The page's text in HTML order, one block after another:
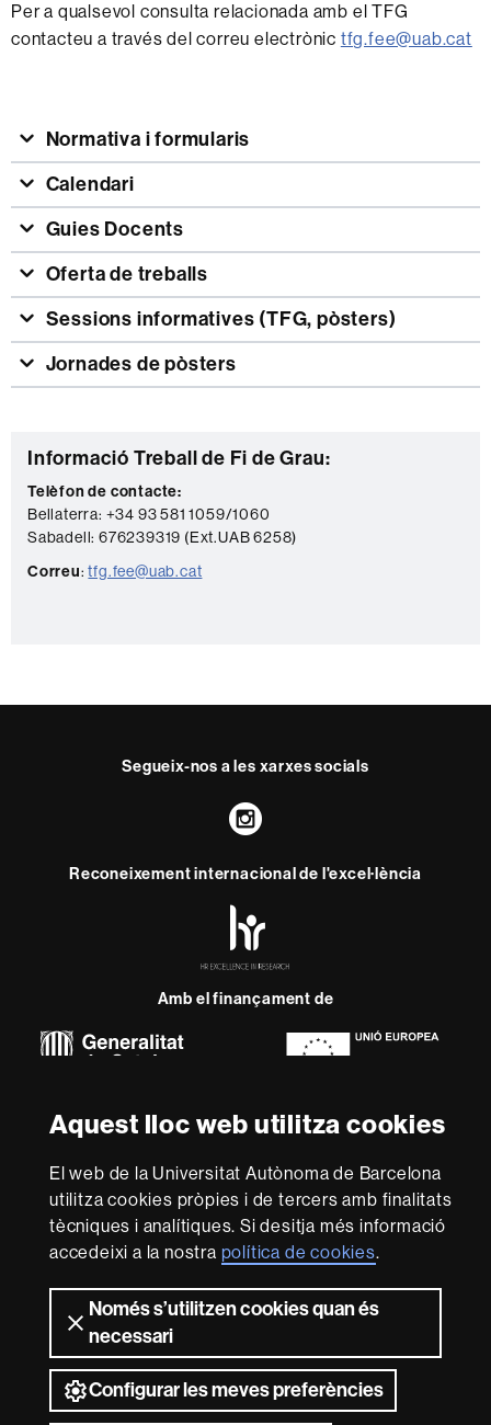
Aquest lloc web utilitza cookies
El web de la Universitat Autònoma de Barcelona
utilitza cookies pròpies i de tercers amb finalitats
tècniques i analítiques. Si desitja més informació
accedeixi a la nostra política de cookies.
Només s’utilitzen cookies quan és
necessari
Configurar les meves preferències
Per a qualsevol consulta relacionada amb el TFG
contacteu a través del correu electrònic tfg.fee@uab.cat
Normativa i formularis
Calendari
Guies Docents
Oferta de treballs
Sessions informatives (TFG, pòsters)
Jornades de pòsters
Informació
complementària
C
o
n
t
Informació Treball de Fi de Grau:
Telèfon de contacte:
Bellaterra: +34 93 581 1059/1060
Sabadell: 676239319 (Ext.UAB 6258)
Correu:tfg.fee@uab.cat
Segueix-nos a les xarxes socials
Instagram
Reconeixement internacional de l'excel·lència
-
Amb el finançament de
aquest
web
Accessibilitat web Mapa del web UAB
Som una universitat capdavantera que imparteix una
docència de qualitat, diversificada, multidisciplinària i
adaptada als nous models de l'Europa del coneixement.
La UAB és reconeguda internacionalment per la qualitat i
el caràcter innovador de la seva recerca.
2026 Universitat Autònoma de Barcelona